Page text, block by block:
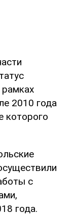
2010 года
которого
с
года.